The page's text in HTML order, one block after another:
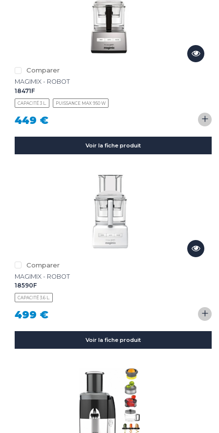
Comparer
MAGIMIX - ROBOT
18471F
CAPACITÉ 3 L. PUISSANCE MAX 950 W
449 € +
Voir la fiche produit
Comparer
MAGIMIX - ROBOT
18590F
CAPACITÉ 3.6 L.
499 € +
Voir la fiche produit